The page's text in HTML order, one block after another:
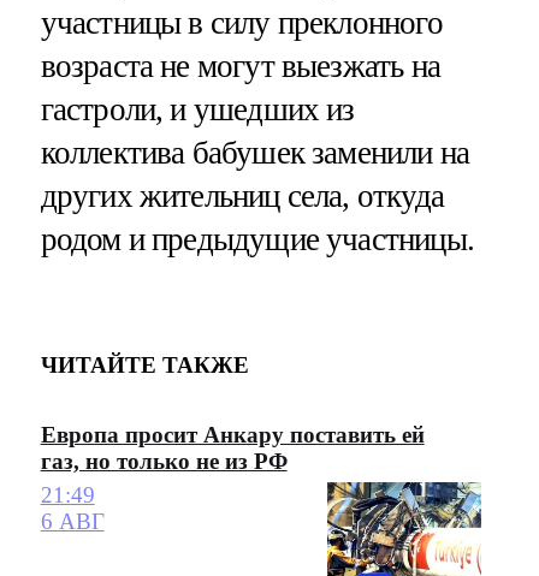
участницы в силу преклонного
возраста не могут выезжать на
гастроли, и ушедших из
коллектива бабушек заменили на
других жительниц села, откуда
родом и предыдущие участницы.
ЧИТАЙТЕ ТАКЖЕ
Европа просит Анкару поставить ей
газ, но только не из РФ
21:49
6 АВГ